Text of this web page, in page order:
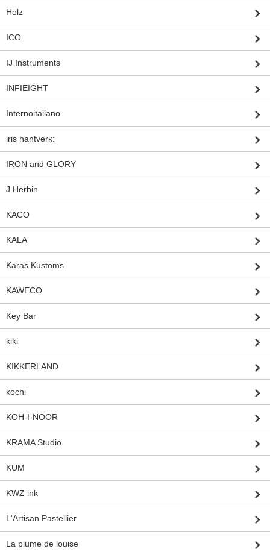
Holz
ICO
IJ Instruments
INFIEIGHT
Internoitaliano
iris hantverk:
IRON and GLORY
J.Herbin
KACO
KALA
Karas Kustoms
KAWECO
Key Bar
kiki
KIKKERLAND
kochi
KOH-I-NOOR
KRAMA Studio
KUM
KWZ ink
L'Artisan Pastellier
La plume de louise